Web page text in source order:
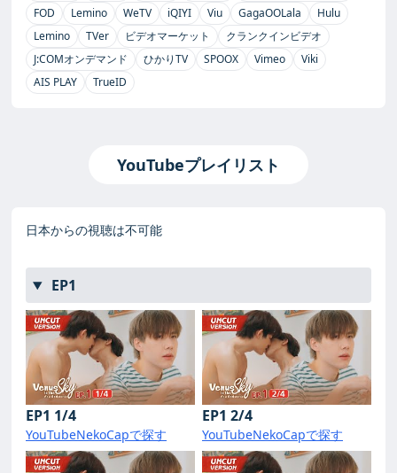
FOD
Lemino WeTV iQIYI Viu GagaOOLala
Hulu
Lemino
TVer ビデオマーケット
クランクインビデオ
J:COMオンデマンド
ひかりTV SPOOX Vimeo
Viki
AIS PLAY
TrueID
YouTubeプレイリスト
日本からの視聴は不可能
EP1
EP1 1/4
YouTubeNekoCapで探す
EP1 2/4
YouTubeNekoCapで探す